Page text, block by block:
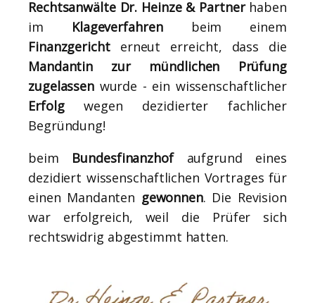
Rechtsanwälte Dr. Heinze & Partnerhaben
im Klageverfahrenbeim einem
Finanzgerichterneut erreicht, dass die
Mandantin zur mündlichen Prüfung
zugelassen wurde - ein wissenschaftlicher
Erfolgwegen dezidierter fachlicher
Begründung!
beim Bundesfinanzhof aufgrund eines
dezidiert wissenschaftlichen Vortrages für
einen Mandanten gewonnen. Die Revision
war erfolgreich, weil die Prüfer sich
rechtswidrig abgestimmt hatten.